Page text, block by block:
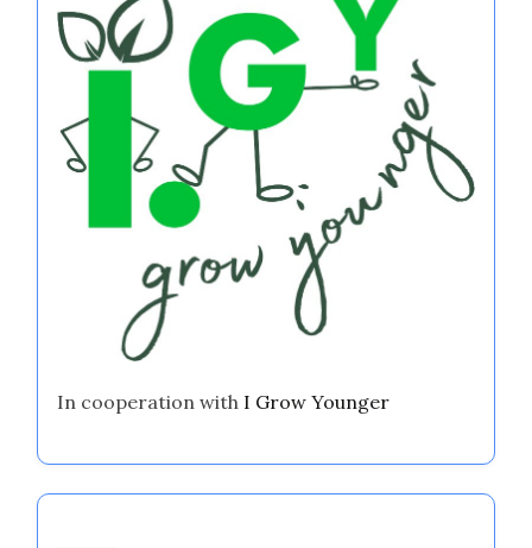
In cooperation with I Grow Younger